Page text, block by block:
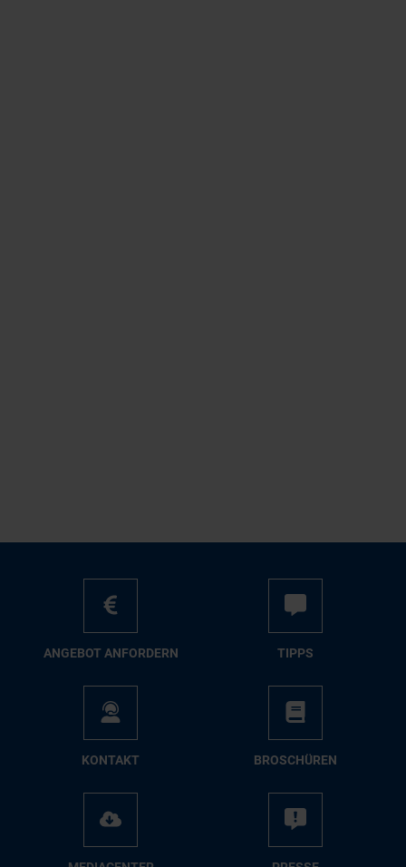
AN­GE­BOT AN­FOR­DERN TIPPS
KON­TAKT BRO­SCHÜ­REN